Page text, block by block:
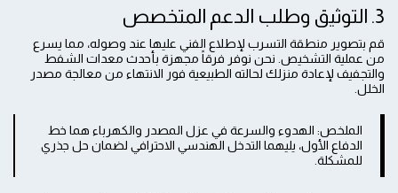
3. التوثيق وطلب الدعم المتخصص
قم بتصوير منطقة التسرب لإطلاع الفني عليها عند وصوله، مما يسرع
من عملية التشخيص. نحن نوفر فرقاً مجهزة بأحدث معدات الشفط
والتجفيف لإعادة منزلك لحالته الطبيعية فور الانتهاء من معالجة مصدر
الخلل.
الملخص: الهدوء والسرعة في عزل المصدر والكهرباء هما خط
الدفاع الأول، يليهما التدخل الهندسي الاحترافي لضمان حل جذري
للمشكلة.